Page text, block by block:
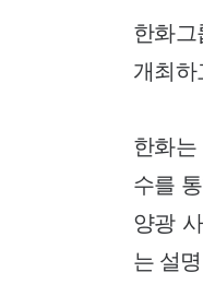
한화그
개최하
한화
수를
양광
는 설